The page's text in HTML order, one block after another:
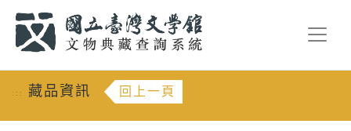
::: 藏品資訊 回上一頁